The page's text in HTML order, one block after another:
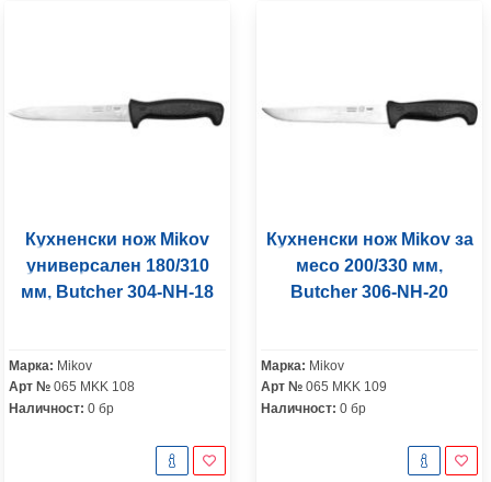
Кухненски нож Mikov
универсален 180/310
мм, Butcher 304-NH-18
Марка: Mikov
Арт № 065 MKK 108
Наличност: 0 бр
Кухненски нож Mikov за
месо 200/330 мм,
Butcher 306-NH-20
Марка: Mikov
Арт № 065 MKK 109
Наличност: 0 бр